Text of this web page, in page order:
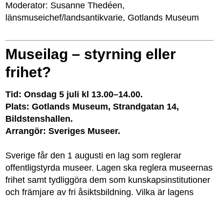
Moderator: Susanne Thedéen,
länsmuseichef/landsantikvarie, Gotlands Museum
Museilag – styrning eller
frihet?
Tid: Onsdag 5 juli kl 13.00–14.00.
Plats: Gotlands Museum, Strandgatan 14,
Bildstenshallen.
Arrangör: Sveriges Museer.
Sverige får den 1 augusti en lag som reglerar
offentligstyrda museer. Lagen ska reglera museernas
frihet samt tydliggöra dem som kunskapsinstitutioner
och främjare av fri åsiktsbildning. Vilka är lagens